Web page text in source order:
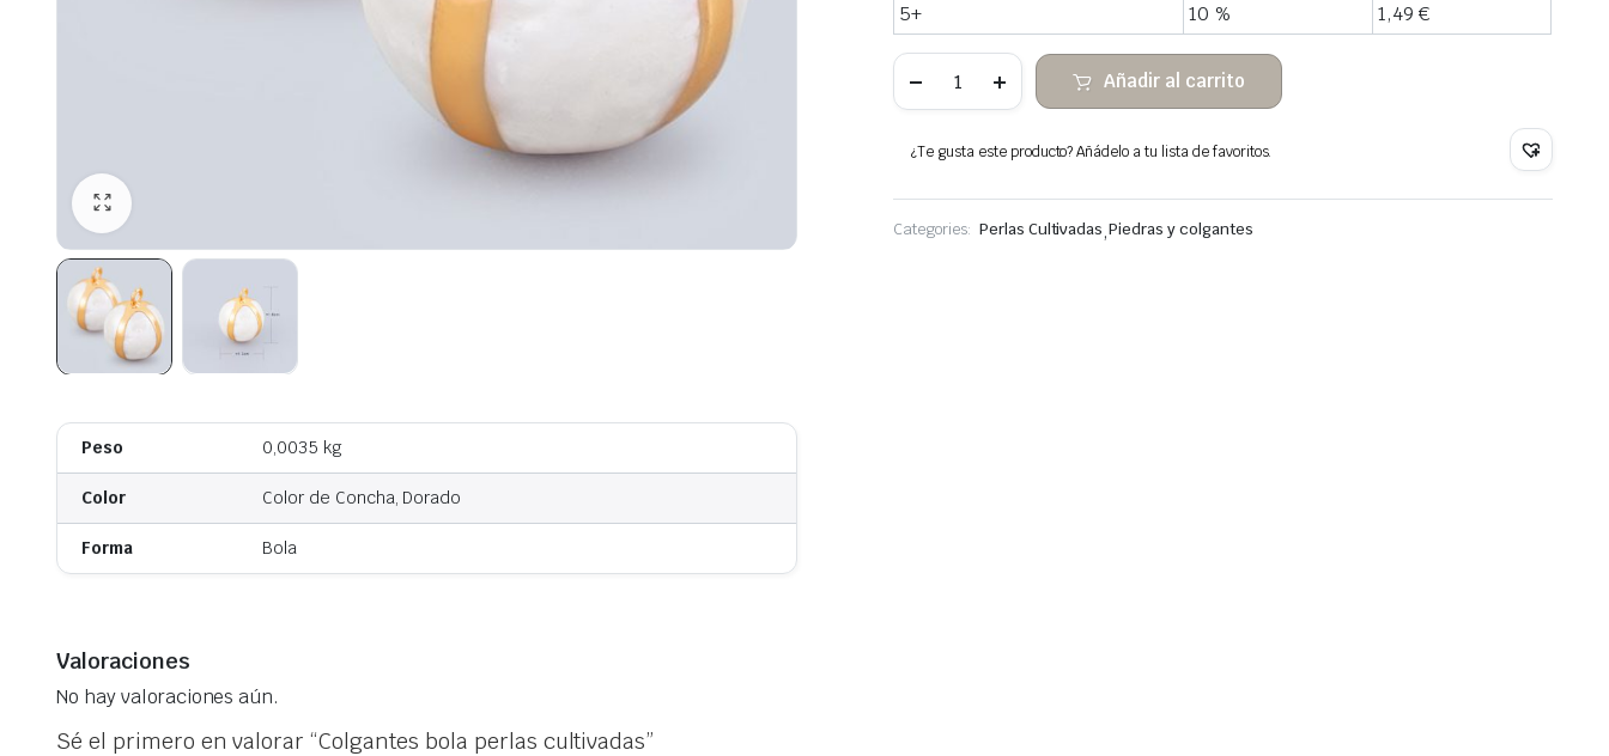
Peso 0,0035 kg
Color Color de Concha, Dorado
Forma Bola
5+
10 % 1,49€
bola
perlas
cantidad
Añadir al carrito
¿Te gusta este producto? Añádelo a tu lista de favoritos.
Categories: Perlas Cultivadas,Piedras y colgantes
Valoraciones
No hay valoraciones aún.
Sé el primero en valorar “Colgantes bola perlas cultivadas”